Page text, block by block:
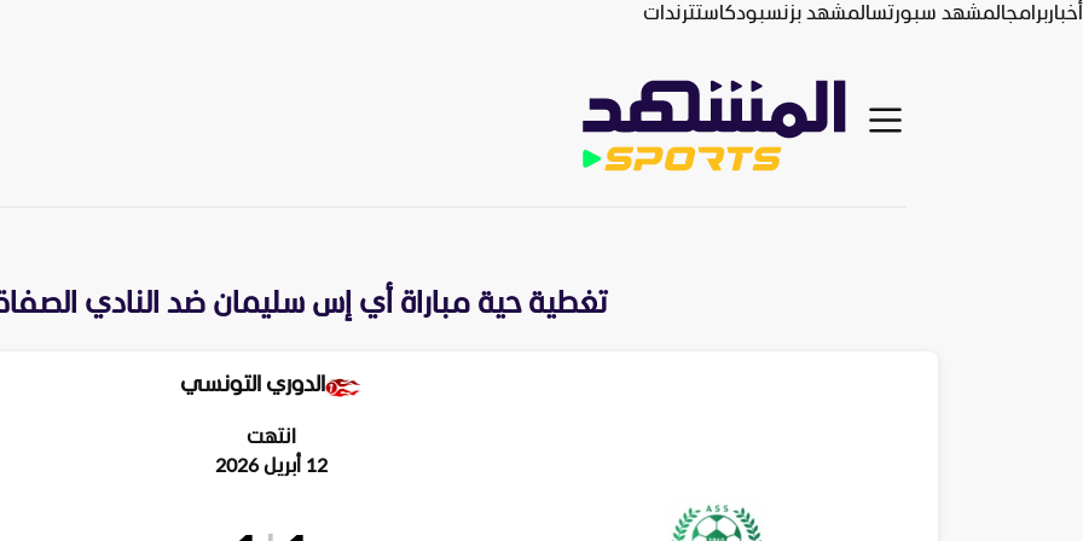
أخباربرامجالمشهد سبورتسالمشهد بزنسبودكاستترندات
تغطية حية مباراة أي إس سليمان ضد النادي
الدوري التونسي
انتهت
12 أبريل 2026